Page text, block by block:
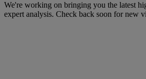
We're working on bringing you the latest
expert analysis. Check back soon for new